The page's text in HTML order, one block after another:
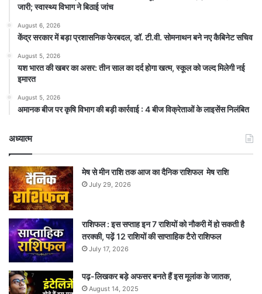
जारी; स्वास्थ्य विभाग ने बिठाई जांच
August 6, 2026
केंद्र सरकार में बड़ा प्रशासनिक फेरबदल, डॉ. टी.वी. सोमनाथन बने नए कैबिनेट सचिव
August 5, 2026
यश भारत की खबर का असर: तीन साल का दर्द होगा खत्म, स्कूल को जल्द मिलेगी नई
इमारत
August 5, 2026
अमानक बीज पर कृषि विभाग की बड़ी कार्रवाई : 4 बीज विक्रेताओं के लाइसेंस निलंबित
अध्यात्म
मेष से मीन राशि तक आज का दैनिक राशिफल मेष राशि
July 29, 2026
राशिफल : इस सप्ताह इन 7 राशियों को नौकरी में हो सकती है
तरक्की, पढ़ें 12 राशियों की साप्ताहिक टैरो राशिफल
July 17, 2026
पढ़-लिखकर बड़े अफसर बनते हैं इस मूलांक के जातक,
August 14, 2025